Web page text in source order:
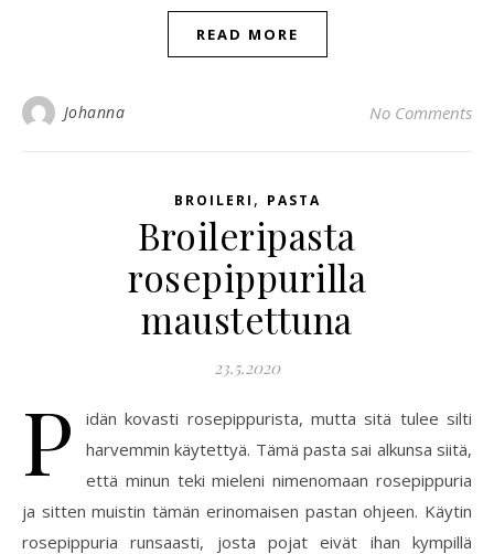
READ MORE
Johanna No Comments
BROILERI , PASTA
Broileripasta
rosepippurilla
maustettuna
23.5.2020
P
idän kovasti rosepippurista, mutta sitä tulee silti
harvemmin käytettyä. Tämä pasta sai alkunsa siitä,
että minun teki mieleni nimenomaan rosepippuria
ja sitten muistin tämän erinomaisen pastan ohjeen. Käytin
rosepippuria runsaasti, josta pojat eivät ihan kympillä